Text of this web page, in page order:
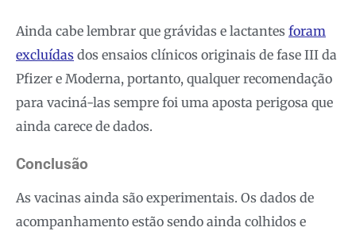
Ainda cabe lembrar que grávidas e lactantes foram
excluídas dos ensaios clínicos originais de fase III da
Pfizer e Moderna, portanto, qualquer recomendação
para vaciná-las sempre foi uma aposta perigosa que
ainda carece de dados.
Conclusão
As vacinas ainda são experimentais. Os dados de
acompanhamento estão sendo ainda colhidos e